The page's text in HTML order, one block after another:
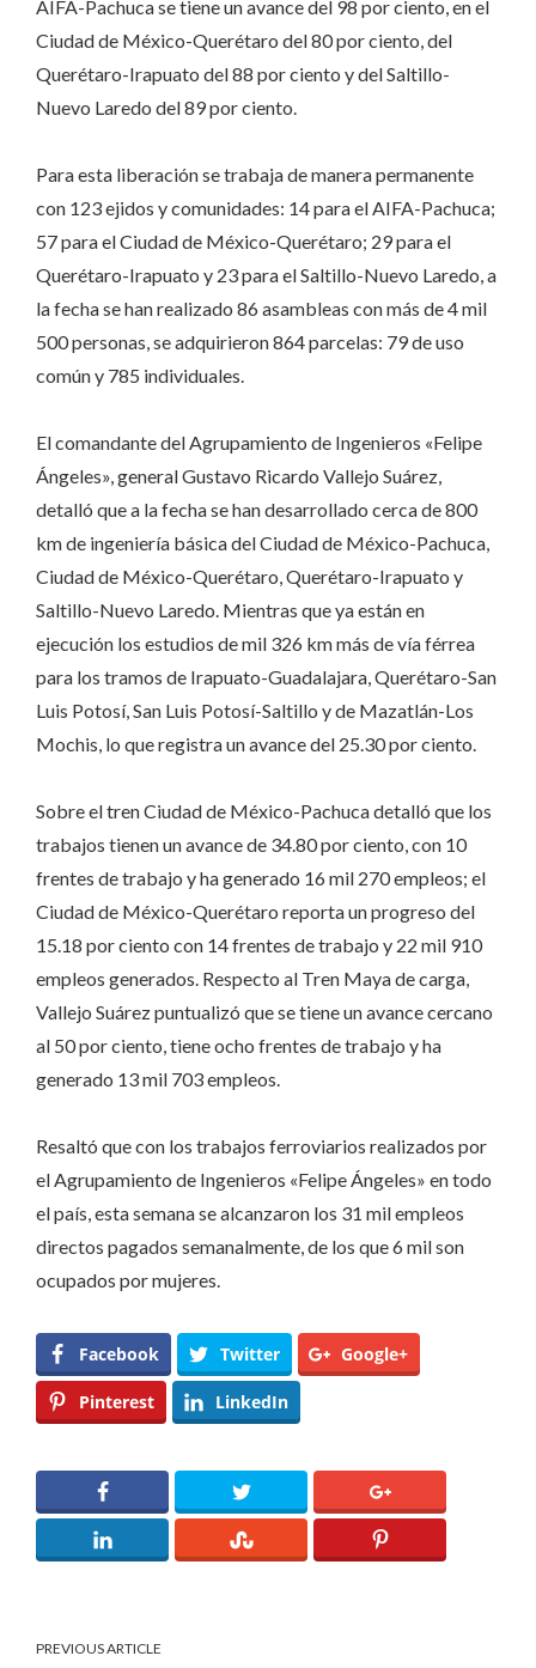
AIFA-Pachuca se tiene un avance del 98 por ciento, en el
Ciudad de México-Querétaro del 80 por ciento, del
Querétaro-Irapuato del 88 por ciento y del Saltillo-
Nuevo Laredo del 89 por ciento.
Para esta liberación se trabaja de manera permanente
con 123 ejidos y comunidades: 14 para el AIFA-Pachuca;
57 para el Ciudad de México-Querétaro; 29 para el
Querétaro-Irapuato y 23 para el Saltillo-Nuevo Laredo, a
la fecha se han realizado 86 asambleas con más de 4 mil
500 personas, se adquirieron 864 parcelas: 79 de uso
común y 785 individuales.
El comandante del Agrupamiento de Ingenieros «Felipe
Ángeles», general Gustavo Ricardo Vallejo Suárez,
detalló que a la fecha se han desarrollado cerca de 800
km de ingeniería básica del Ciudad de México-Pachuca,
Ciudad de México-Querétaro, Querétaro-Irapuato y
Saltillo-Nuevo Laredo. Mientras que ya están en
ejecución los estudios de mil 326 km más de vía férrea
para los tramos de Irapuato-Guadalajara, Querétaro-San
Luis Potosí, San Luis Potosí-Saltillo y de Mazatlán-Los
Mochis, lo que registra un avance del 25.30 por ciento.
Sobre el tren Ciudad de México-Pachuca detalló que los
trabajos tienen un avance de 34.80 por ciento, con 10
frentes de trabajo y ha generado 16 mil 270 empleos; el
Ciudad de México-Querétaro reporta un progreso del
15.18 por ciento con 14 frentes de trabajo y 22 mil 910
empleos generados. Respecto al Tren Maya de carga,
Vallejo Suárez puntualizó que se tiene un avance cercano
al 50 por ciento, tiene ocho frentes de trabajo y ha
generado 13 mil 703 empleos.
Resaltó que con los trabajos ferroviarios realizados por
el Agrupamiento de Ingenieros «Felipe Ángeles» en todo
el país, esta semana se alcanzaron los 31 mil empleos
directos pagados semanalmente, de los que 6 mil son
ocupados por mujeres.
Facebook Twitter Google+
Pinterest LinkedIn
PREVIOUS ARTICLE